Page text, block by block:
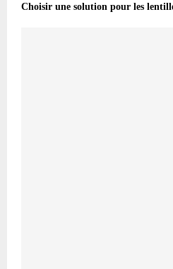
Choisir une solution pour les